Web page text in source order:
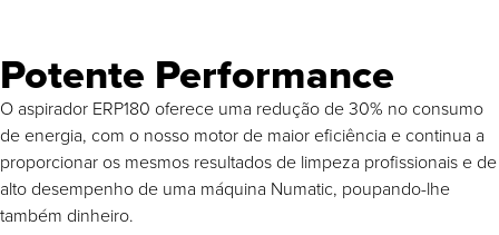
Potente Performance
O aspirador ERP180 oferece uma redução de 30% no consumo
de energia, com o nosso motor de maior eficiência e continua a
proporcionar os mesmos resultados de limpeza profissionais e de
alto desempenho de uma máquina Numatic, poupando-lhe
também dinheiro.